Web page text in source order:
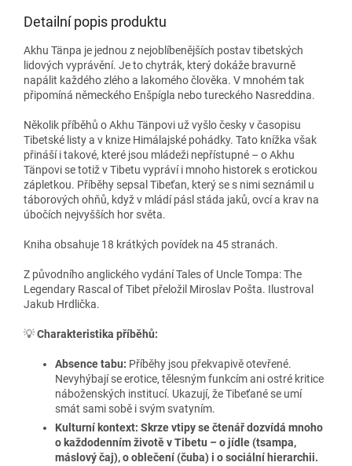
Detailní popis produktu
Akhu Tänpa je jednou z nejoblíbenějších postav tibetských
lidových vyprávění. Je to chytrák, který dokáže bravurně
napálit každého zlého a lakomého člověka. V mnohém tak
připomíná německého Enšpígla nebo tureckého Nasreddina.
Několik příběhů o Akhu Tänpovi už vyšlo česky v časopisu
Tibetské listy a v knize Himálajské pohádky. Tato knížka však
přináší i takové, které jsou mládeži nepřístupné – o Akhu
Tänpovi se totiž v Tibetu vypráví i mnoho historek s erotickou
zápletkou. Příběhy sepsal Tibeťan, který se s nimi seznámil u
táborových ohňů, když v mládí pásl stáda jaků, ovcí a krav na
úbočích nejvyšších hor světa.
Kniha obsahuje 18 krátkých povídek na 45 stranách.
Z původního anglického vydání Tales of Uncle Tompa: The
Legendary Rascal of Tibet přeložil Miroslav Pošta. Ilustroval
Jakub Hrdlička.
💡Charakteristika příběhů:
Absence tabu: Příběhy jsou překvapivě otevřené.
Nevyhýbají se erotice, tělesným funkcím ani ostré kritice
náboženských institucí. Ukazují, že Tibeťané se umí
smát sami sobě i svým svatyním.
Kulturní kontext: Skrze vtipy se čtenář dozvídá mnoho
o každodenním životě v Tibetu – o jídle (tsampa,
máslový čaj), o oblečení (čuba) i o sociální hierarchii.